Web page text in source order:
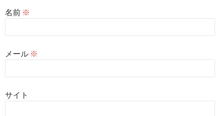
名前 ※
メール ※
サイト